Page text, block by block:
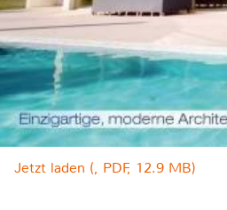
Jetzt laden (, PDF, 12.9 MB)